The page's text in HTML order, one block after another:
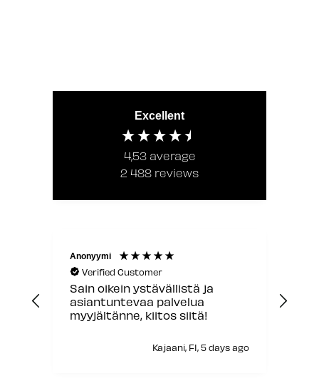
Excellent
4,53 average
2 488 reviews
Anonyymi
Verified Customer
Sain oikein ystävällistä ja
asiantuntevaa palvelua
myyjältänne, kiitos siitä!
Kajaani, FI, 5 days ago